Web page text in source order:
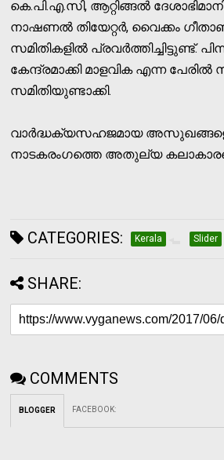
കെ.പി.എ.സി, ആറ്റിങ്ങല്‍
നാഷണല്‍ തിയേറ്റര്‍, വൈക്കം
സമിതികളില്‍ പ്രവര്‍ത്തിച്ചിട്ടുണ്ട്.
കേന്ദ്രമാക്കി മാളവിക എന്ന പേരില്‍
സമിതിയുണ്ടാക്കി.
വാര്‍ദ്ധക്യസഹജമായ അസുഖങ്ങളെ
നാടകരംഗത്തെ അതുല്യ
CATEGORIES: Kerala Slider
SHARE:
COMMENTS
BLOGGER FACEBOOK: